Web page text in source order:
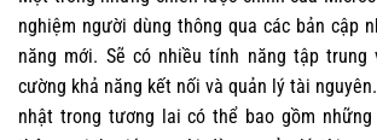
nghiệm người dùng thông qua các bản cập
năng mới. Sẽ có nhiều tính năng tập trung
cường khả năng kết nối và quản lý tài
nhật trong tương lai có thể bao gồm